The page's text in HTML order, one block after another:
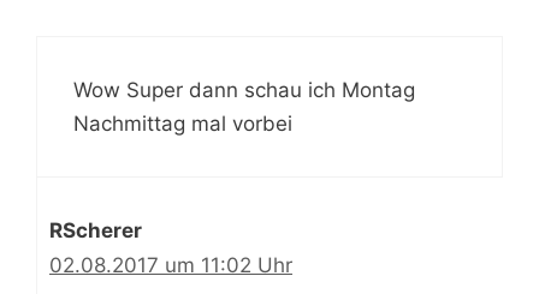
Wow Super dann schau ich Montag
Nachmittag mal vorbei
RScherer
02.08.2017 um 11:02 Uhr